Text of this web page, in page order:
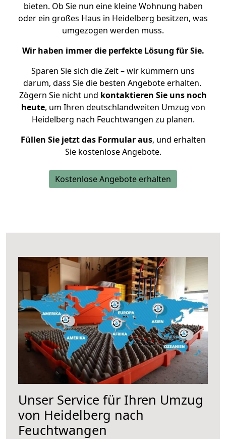
bieten. Ob Sie nun eine kleine Wohnung haben
oder ein großes Haus in Heidelberg besitzen, was
umgezogen werden muss.
Wir haben immer die perfekte Lösung für Sie.
Sparen Sie sich die Zeit – wir kümmern uns
darum, dass Sie die besten Angebote erhalten.
Zögern Sie nicht und kontaktieren Sie uns noch
heute, um Ihren deutschlandweiten Umzug von
Heidelberg nach Feuchtwangen zu planen.
Füllen Sie jetzt das Formular aus, und erhalten
Sie kostenlose Angebote.
Kostenlose Angebote erhalten
Unser Service für Ihren Umzug
von Heidelberg nach
Feuchtwangen